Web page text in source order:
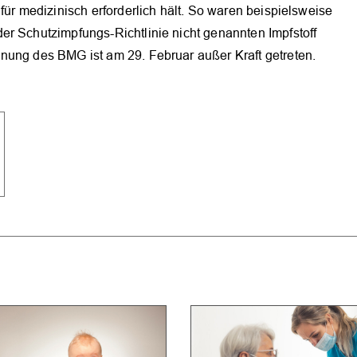
medizinisch erforderlich hält. So waren beispielsweise
Schutzimpfungs-Richtlinie nicht genannten Impfstoff
des BMG ist am 29. Februar außer Kraft getreten.